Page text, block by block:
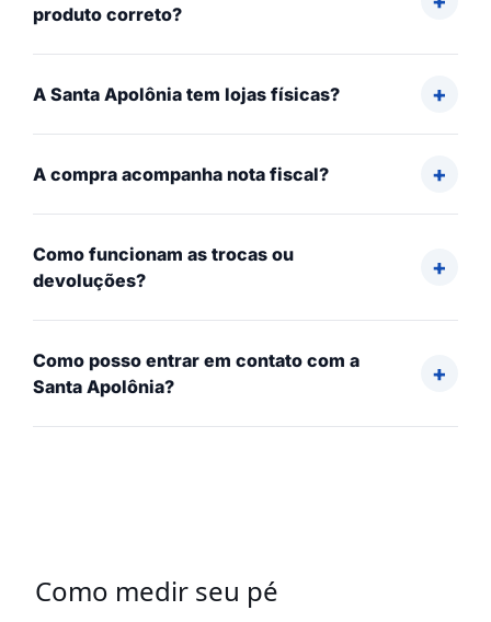
produto correto?
A Santa Apolônia tem lojas físicas?
A compra acompanha nota fiscal?
Como funcionam as trocas ou
devoluções?
Como posso entrar em contato com a
Santa Apolônia?
Como medir seu pé